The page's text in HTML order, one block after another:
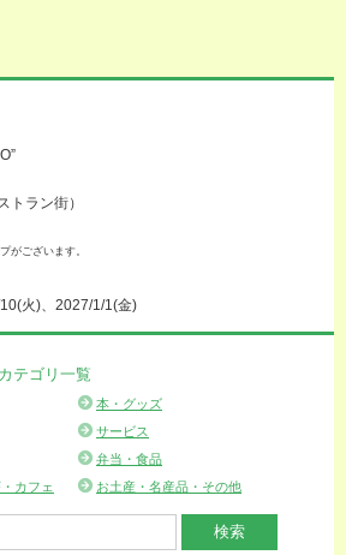
トラン街）
がございます。
火)、2027/1/1(金)
カテゴリ一覧
本・グッズ
サービス
弁当・食品
カフェ
お土産・名産品・その他